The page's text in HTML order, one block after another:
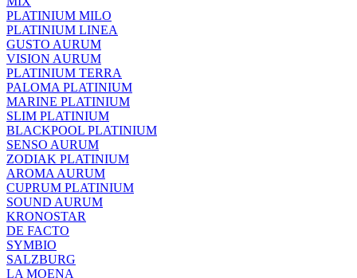
PLATINIUM MILO
PLATINIUM LINEA
GUSTO AURUM
VISION AURUM
PLATINIUM TERRA
PALOMA PLATINIUM
MARINE PLATINIUM
SLIM PLATINIUM
BLACKPOOL PLATINIUM
SENSO AURUM
ZODIAK PLATINIUM
AROMA AURUM
CUPRUM PLATINIUM
SOUND AURUM
KRONOSTAR
DE FACTO
SYMBIO
SALZBURG
LA MOENA